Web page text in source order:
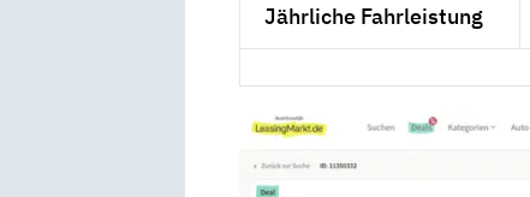
Jährliche Fahrleistung